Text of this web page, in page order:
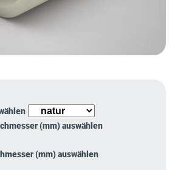
(mm) auswählen
(mm) auswählen